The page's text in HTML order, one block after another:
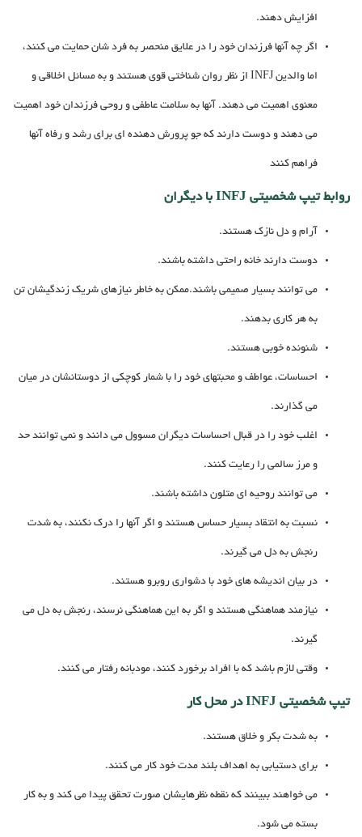
افزایش دهند.
اگر چه آنها فرزندان خود را در علایق منحصر به فرد شان حمایت می کنند،
اما والدین INFJ از نظر روان شناختی قوی هستند و به مسائل اخلاقی و
معنوی اهمیت می دهند. آنها به سلامت عاطفی و روحی فرزندان خود اهمیت
می دهند و دوست دارند که جو پرورش دهنده ای برای رشد و رفاه آنها
فراهم کنند
روابط تیپ شخصیتی INFJ با دیگران
آرام و دل نازک هستند.
دوست دارند خانه راحتی داشته باشند.
می توانند بسیار صمیمی باشند.ممکن به خاطر نیازهای شریک زندگیشان تن
به هر کاری بدهند.
شنونده خوبی هستند.
احساسات، عواطف و محبتهای خود را با شمار کوچکی از دوستانشان در میان
می گذارند.
اغلب خود را در قبال احساسات دیگران مسوول می دانند و نمی توانند حد
و مرز سالمی را رعایت کنند.
می توانند روحیه ای متلون داشته باشند.
نسبت به انتقاد بسیار حساس هستند و اگر آنها را درک نکنند، به شدت
رنجش به دل می گیرند.
در بیان اندیشه های خود با دشواری روبرو هستند.
نیازمند هماهنگی هستند و اگر به این هماهنگی نرسند، رنجش به دل می
گیرند.
وقتی لازم باشد که با افراد برخورد کنند، مودبانه رفتار می کنند.
تیپ شخصیتی INFJ در محل کار
به شدت بکر و خلاق هستند.
برای دستیابی به اهداف بلند مدت خود کار می کنند.
می خواهند ببینند که نقطه نظرهایشان صورت تحقق پیدا می کند و به کار
بسته می شود.